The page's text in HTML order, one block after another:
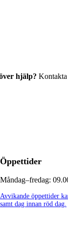
hjälp?
Öppettider
Måndag–fredag:
Avvikande öppettider
samt dag innan röd dag.